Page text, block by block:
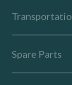
Spare Parts